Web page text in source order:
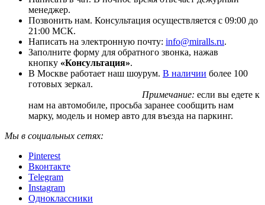
менеджер.
Позвонить нам. Консультация осуществляется с 09:00 до
21:00 МСК.
Написать на электронную почту: info@miralls.ru.
Заполните форму для обратного звонка, нажав
кнопку «Консультация».
В Москве работает наш шоурум. В наличии более 100
готовых зеркал.
Примечание: если вы едете к
нам на автомобиле, просьба заранее сообщить нам
марку, модель и номер авто для въезда на паркинг.
Мы в социальных сетях:
Pinterest
Вконтакте
Telegram
Instagram
Одноклассники